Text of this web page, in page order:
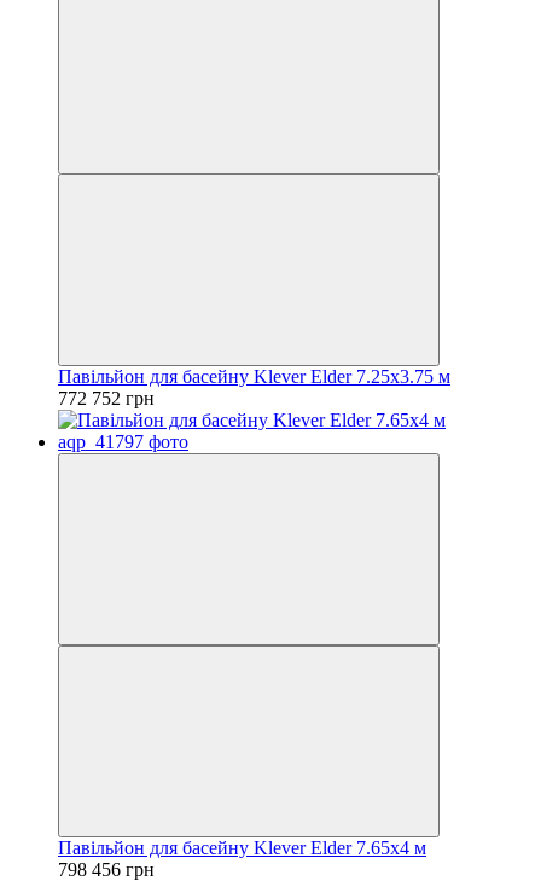
Павільйон для басейну Klever Elder 7.25x3.75 м
772 752 грн
Павільйон для басейну Klever Elder 7.65x4 м
798 456 грн